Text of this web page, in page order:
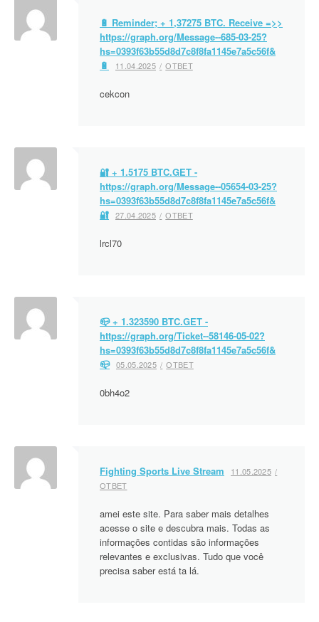
🔋 Reminder; + 1,37275 BTC. Receive =>>
https://graph.org/Message--685-03-25?
hs=0393f63b55d8d7c8f8fa1145e7a5c56f&
🔋
11.04.2025 ОТВЕТ
cekcon
🔐 + 1.5175 BTC.GET -
https://graph.org/Message--05654-03-25?
hs=0393f63b55d8d7c8f8fa1145e7a5c56f&
🔐 27.04.2025 ОТВЕТ
lrcl70
📪 + 1.323590 BTC.GET -
https://graph.org/Ticket--58146-05-02?
hs=0393f63b55d8d7c8f8fa1145e7a5c56f&
📪 05.05.2025 ОТВЕТ
0bh4o2
Fighting Sports Live Stream
11.05.2025
ОТВЕТ
amei este site. Para saber mais detalhes
acesse o site e descubra mais. Todas as
informações contidas são informações
relevantes e exclusivas. Tudo que você
precisa saber está ta lá.